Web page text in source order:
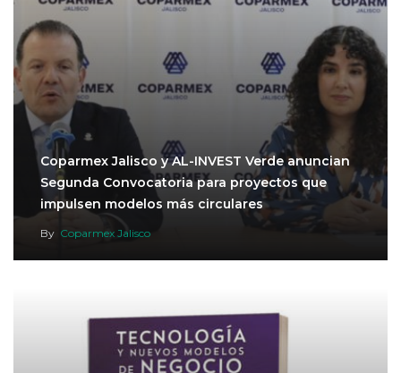
Coparmex Jalisco y AL-INVEST Verde anuncian
Segunda Convocatoria para proyectos que
impulsen modelos más circulares
By Coparmex Jalisco